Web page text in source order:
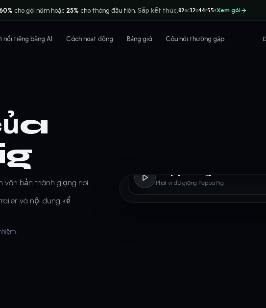
60% cho gói năm hoặc 25% cho tháng đầu tiên. Sắp kết thúc.02NG12G44P54SXem gói
nổi tiếng bằng AI Cách hoạt động Bảng giá Câu hỏi thường gặp
văn bản thành giọng nói.
và nội dung kể
Phát ví dụ giọng Peppa Pig